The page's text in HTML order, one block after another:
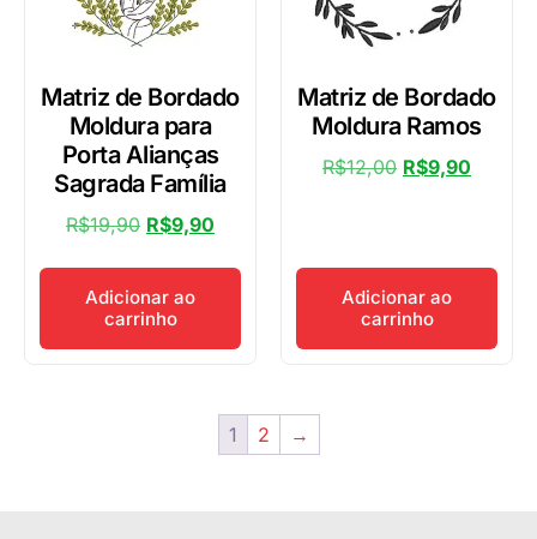
Matriz de Bordado
Moldura para
Porta Alianças
Sagrada Família
R$19,90 R$9,90
Adicionar ao
carrinho
Matriz de Bordado
Moldura Ramos
R$12,00 R$9,90
Adicionar ao
carrinho
1 2 →